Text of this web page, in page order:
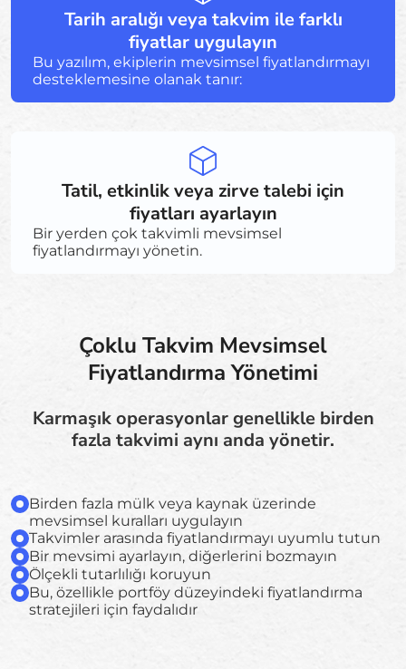
Tarih aralığı veya takvim ile farklı
fiyatlar uygulayın
Bu yazılım, ekiplerin mevsimsel fiyatlandırmayı
desteklemesine olanak tanır:
Tatil, etkinlik veya zirve talebi için
fiyatları ayarlayın
Bir yerden çok takvimli mevsimsel
fiyatlandırmayı yönetin.
Çoklu Takvim Mevsimsel
Fiyatlandırma Yönetimi
Karmaşık operasyonlar genellikle birden
fazla takvimi aynı anda yönetir.
Birden fazla mülk veya kaynak üzerinde
mevsimsel kuralları uygulayın
Takvimler arasında fiyatlandırmayı uyumlu tutun
Bir mevsimi ayarlayın, diğerlerini bozmayın
Ölçekli tutarlılığı koruyun
Bu, özellikle portföy düzeyindeki fiyatlandırma
stratejileri için faydalıdır